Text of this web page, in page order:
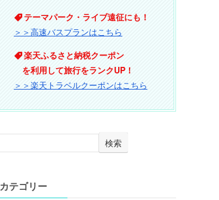
テーマパーク・ライブ遠征にも！
＞＞高速バスプランはこちら
楽天ふるさと納税クーポン
を利用して旅行をランクUP！
＞＞楽天トラベルクーポンはこちら
検索
カテゴリー